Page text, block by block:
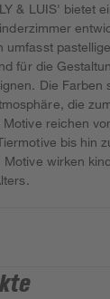
& LUIS' bietet
umfasst
für die
Die Farben
die
reichen
bis hin
wirken